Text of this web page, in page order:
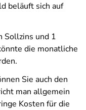
beläuft sich auf
Sollzins und 1
die monatliche
Sie auch den
man allgemein
Kosten für die